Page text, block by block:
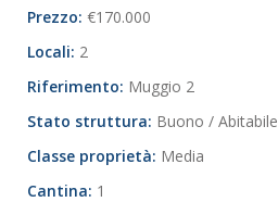
Prezzo: €170.000
Locali: 2
Riferimento: Muggio 2
Stato struttura: Buono / Abitabile
Classe proprietà: Media
Cantina: 1